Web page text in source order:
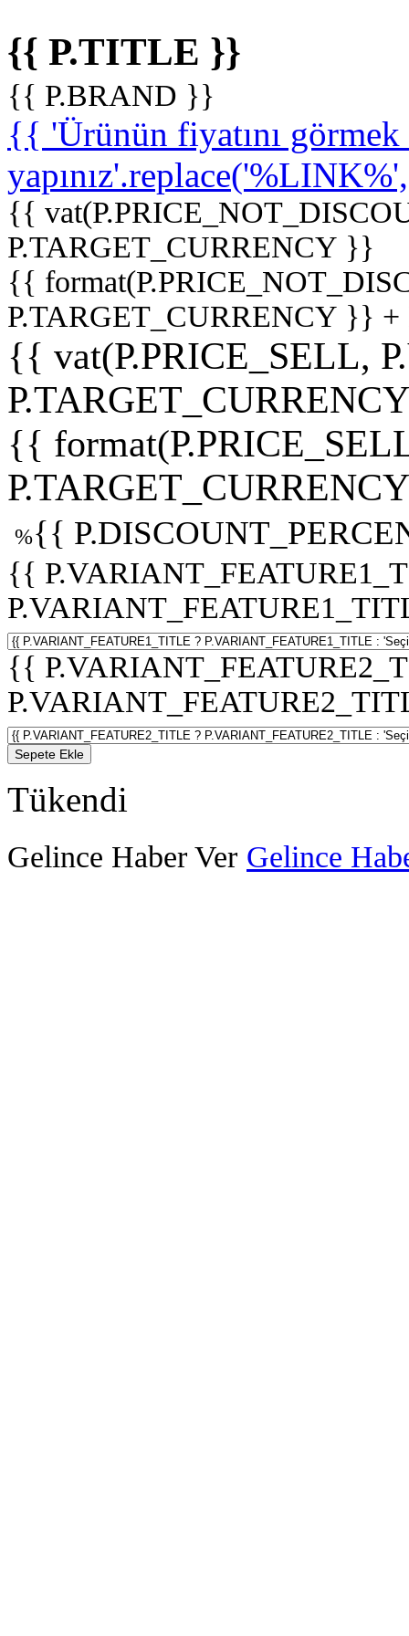
{{ P.TITLE }}
{{ P.BRAND }}
{{ 'Ürünün fiyatını
{{
P.TARGET_CURRENCY }}
{{
P.TARGET_CURRENCY }}
{{ vat(P.PRICE_SELL,
{{
%{{
{{
{{
Sepete Ekle
Tükendi
Gelince Haber Ver Gelince